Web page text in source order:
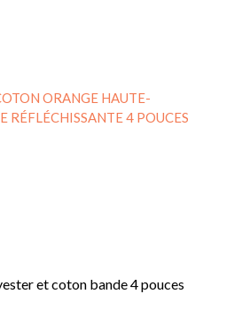
et coton bande 4 pouces